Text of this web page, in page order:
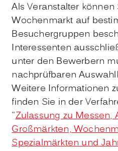
Als Veranstalter können
Wochenmarkt auf
Besuchergruppen
Interessenten
unter den Bewerbern
nachprüfbaren
Weitere Informationen
finden Sie in der
"Zulassung zu Messen,
Großmärkten,
Spezialmärkten und